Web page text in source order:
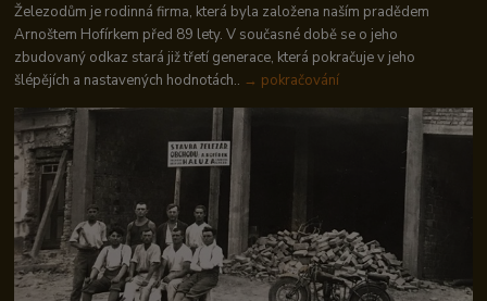
Železodům je rodinná firma, která byla založena naším pradědem
Arnoštem Hofírkem před 89 lety. V současné době se o jeho
zbudovaný odkaz stará již třetí generace, která pokračuje v jeho
šlépějích a nastavených hodnotách.. → pokračování